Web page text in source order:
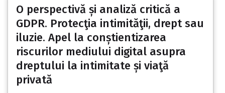
O perspectivă și analiză critică a
GDPR. Protecţia intimităţii, drept sau
iluzie. Apel la conștientizarea
riscurilor mediului digital asupra
dreptului la intimitate și viaţă
privată